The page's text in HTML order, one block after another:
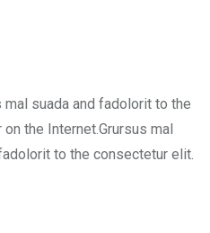
suada and fadolorit to the
the Internet.Grursus mal
to the consectetur elit.